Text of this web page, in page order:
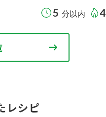
5 分以内
レシピ